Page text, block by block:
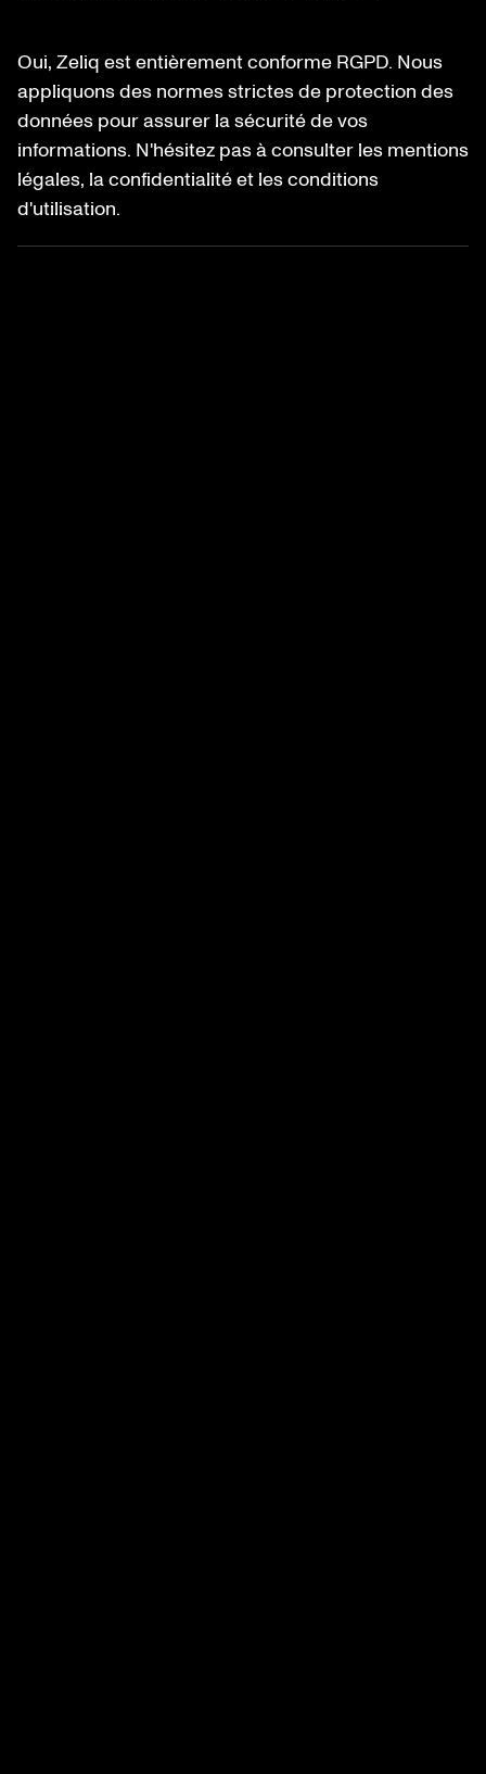
Oui, Zeliq est entièrement conforme RGPD. Nous
appliquons des normes strictes de protection des
données pour assurer la sécurité de vos
informations. N'hésitez pas à consulter les mentions
légales, la confidentialité et les conditions
d'utilisation.